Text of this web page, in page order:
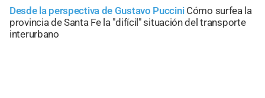
Desde la perspectiva de Gustavo Puccini Cómo surfea la
provincia de Santa Fe la "difícil" situación del transporte
interurbano